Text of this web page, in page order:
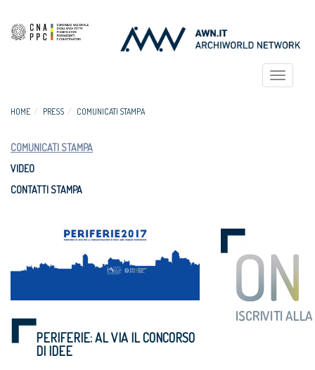
Toggle
HOME PRESS COMUNICATI STAMPA
COMUNICATI STAMPA
VIDEO
CONTATTI STAMPA
PERIFERIE: AL VIA IL CONCORSO
DI IDEE